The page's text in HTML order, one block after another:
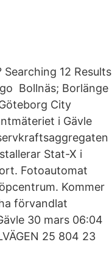
12 Results
Bollnäs; Borlänge
City
i Gävle
Stat-X i
Fotoautomat
Kommer
förvandlat
30 mars 06:04
25 804 23